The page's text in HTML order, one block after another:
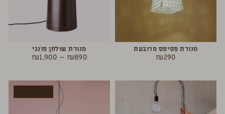
מנורת פסיפס מרובעת
₪290
מנורת שולחן פונגי
₪890
–
₪1,900